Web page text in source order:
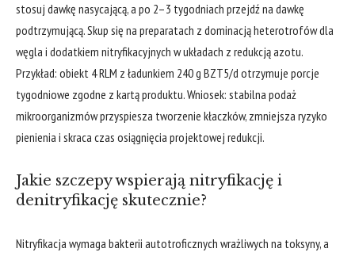
stosuj dawkę nasycającą, a po 2–3 tygodniach przejdź na dawkę
podtrzymującą. Skup się na preparatach z dominacją heterotrofów dla
węgla i dodatkiem nitryfikacyjnych w układach z redukcją azotu.
Przykład: obiekt 4 RLM z ładunkiem 240 g BZT5/d otrzymuje porcje
tygodniowe zgodne z kartą produktu. Wniosek: stabilna podaż
mikroorganizmów przyspiesza tworzenie kłaczków, zmniejsza ryzyko
pienienia i skraca czas osiągnięcia projektowej redukcji.
Jakie szczepy wspierają nitryfikację i
denitryfikację skutecznie?
Nitryfikacja wymaga bakterii autotroficznych wrażliwych na toksyny, a